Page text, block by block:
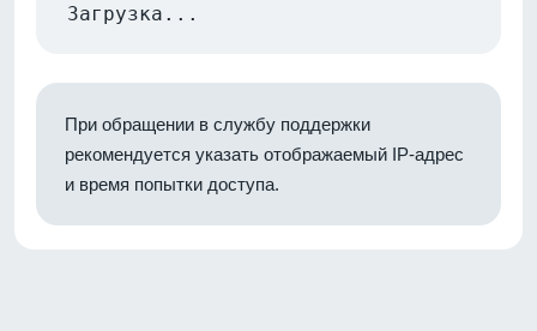
Загрузка...
При обращении в службу поддержки
рекомендуется указать отображаемый IP-адрес
и время попытки доступа.